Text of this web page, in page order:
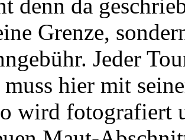
denn da
Grenze,
Jeder
hier mit
wird fotografiert